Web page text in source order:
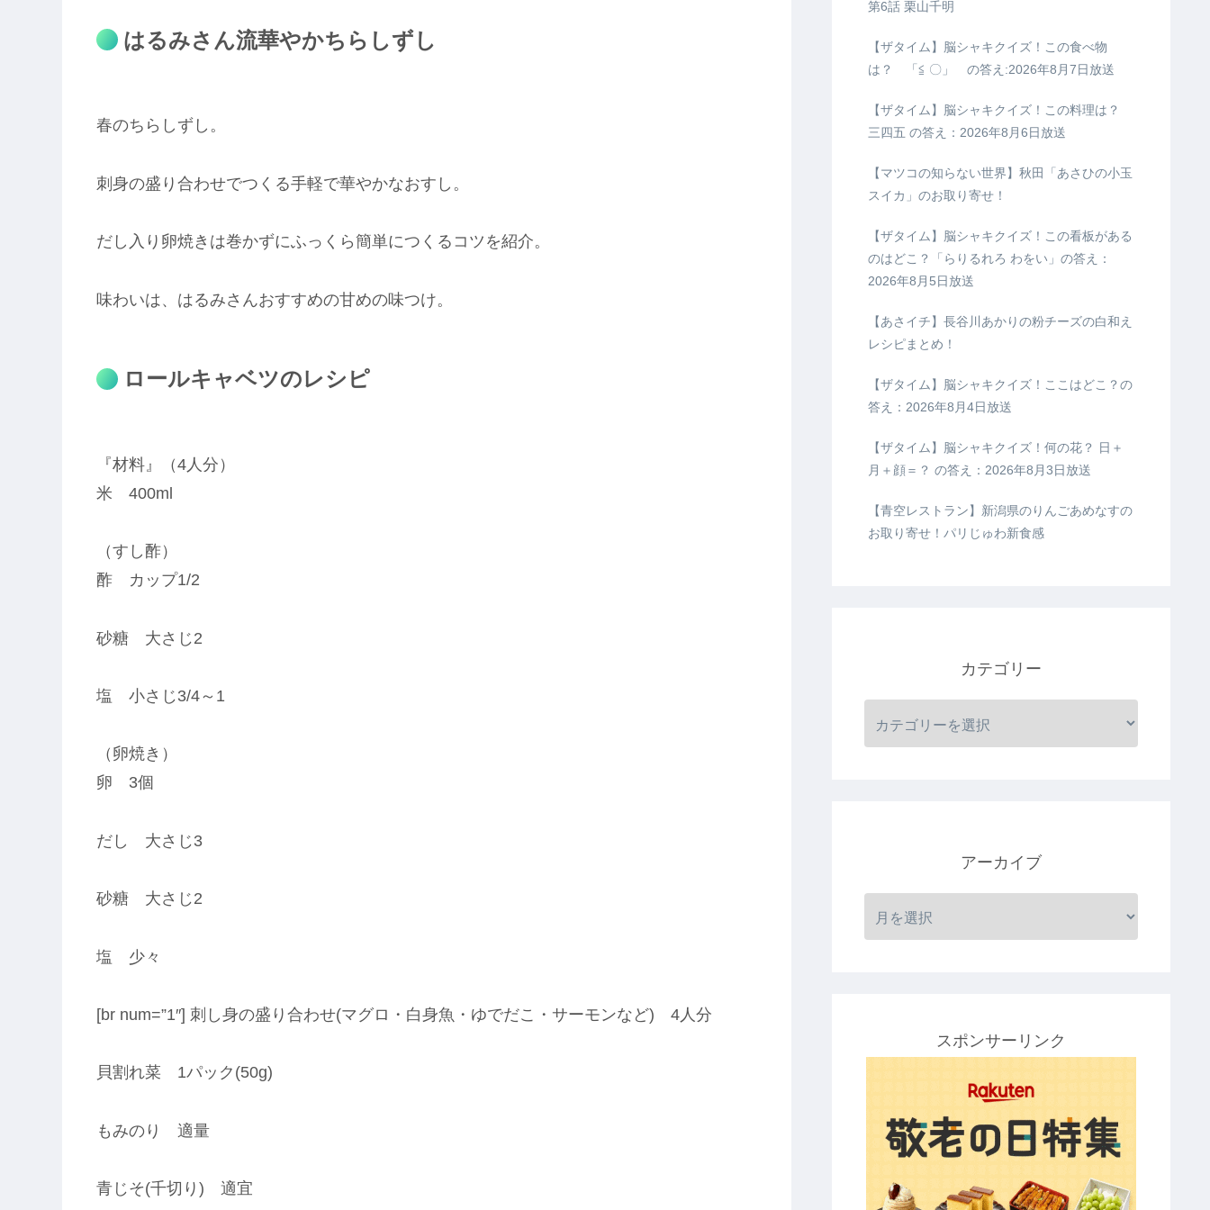
はるみさん流華やかちらしずし
春のちらしずし。
刺身の盛り合わせでつくる手軽で華やかなおすし。
だし入り卵焼きは巻かずにふっくら簡単につくるコツを紹介。
味わいは、はるみさんおすすめの甘めの味つけ。
ロールキャベツのレシピ
『材料』（4人分）
米 400ml
（すし酢）
酢 カップ1/2
砂糖 大さじ2
塩 小さじ3/4～1
（卵焼き）
卵 3個
だし 大さじ3
砂糖 大さじ2
塩 少々
[br num=”1″] 刺し身の盛り合わせ(マグロ・白身魚・ゆでだこ・サーモンなど) 4人分
貝割れ菜 1パック(50g)
もみのり 適量
青じそ(千切り) 適宜
第6話 栗山千明
【ザタイム】脳シャキクイズ！この食べ物
は？ 「≦ 〇」 の答え:2026年8月7日放送
【ザタイム】脳シャキクイズ！この料理は？
三四五 の答え：2026年8月6日放送
【マツコの知らない世界】秋田「あさひの小玉
スイカ」のお取り寄せ！
【ザタイム】脳シャキクイズ！この看板がある
のはどこ？「らりるれろ わをい」の答え：
2026年8月5日放送
【あさイチ】長谷川あかりの粉チーズの白和え
レシピまとめ！
【ザタイム】脳シャキクイズ！ここはどこ？の
答え：2026年8月4日放送
【ザタイム】脳シャキクイズ！何の花？ 日＋
月＋顔＝？ の答え：2026年8月3日放送
【青空レストラン】新潟県のりんごあめなすの
お取り寄せ！パリじゅわ新食感
カテゴリー
アーカイブ
スポンサーリンク